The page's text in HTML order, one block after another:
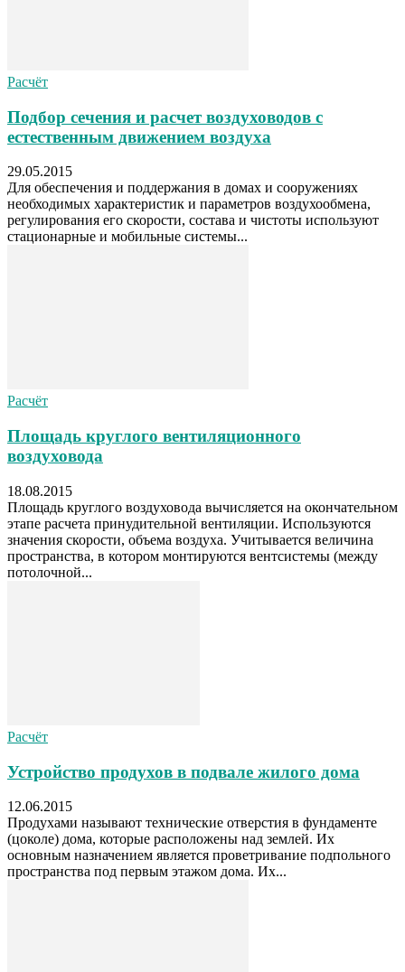
Расчёт
Подбор сечения и расчет воздуховодов с
естественным движением воздуха
29.05.2015
Для обеспечения и поддержания в домах и сооружениях
необходимых характеристик и параметров воздухообмена,
регулирования его скорости, состава и чистоты используют
стационарные и мобильные системы...
Расчёт
Площадь круглого вентиляционного
воздуховода
18.08.2015
Площадь круглого воздуховода вычисляется на окончательном
этапе расчета принудительной вентиляции. Используются
значения скорости, объема воздуха. Учитывается величина
пространства, в котором монтируются вентсистемы (между
потолочной...
Расчёт
Устройство продухов в подвале жилого дома
12.06.2015
Продухами называют технические отверстия в фундаменте
(цоколе) дома, которые расположены над землей. Их
основным назначением является проветривание подпольного
пространства под первым этажом дома. Их...